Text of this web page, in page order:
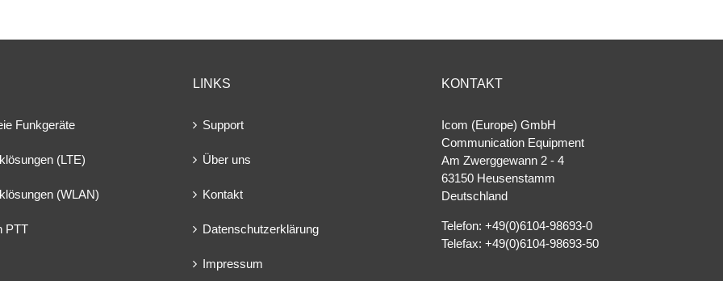
Funkgeräte
(LTE)
(WLAN)
PTT
LINKS
Support
Über uns
Kontakt
Datenschutzerklärung
Impressum
KONTAKT
Icom (Europe) GmbH
Communication Equipment
Am Zwerggewann 2 ‐ 4
63150 Heusenstamm
Deutschland
Telefon: +49(0)6104-98693-0
Telefax: +49(0)6104-98693-50